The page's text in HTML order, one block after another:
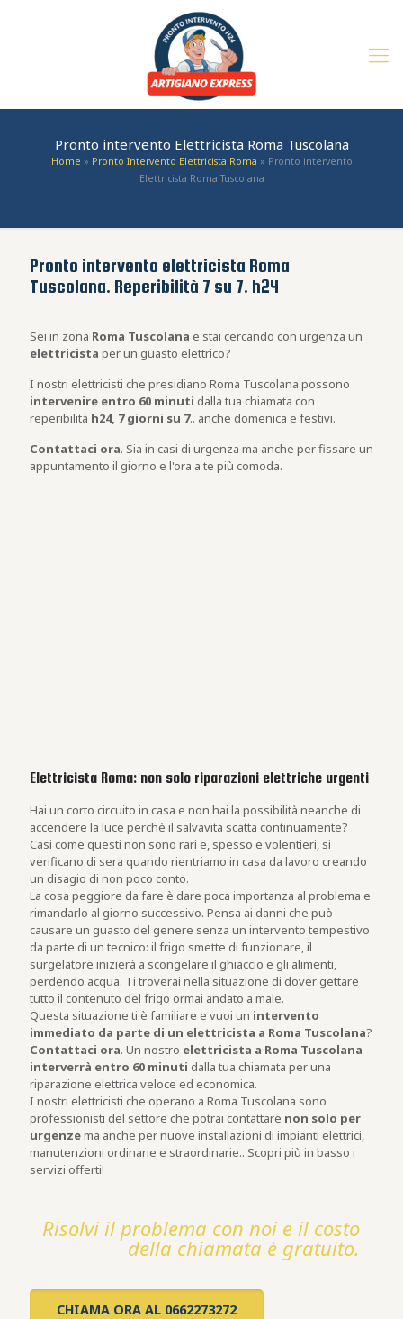
Pronto intervento Elettricista Roma Tuscolana
Home » Pronto Intervento Elettricista Roma » Pronto intervento
Elettricista Roma Tuscolana
Pronto intervento elettricista Roma
Tuscolana. Reperibilità 7 su 7. h24
Sei in zona Roma Tuscolana e stai cercando con urgenza un
elettricista per un guasto elettrico?
I nostri elettricisti che presidiano Roma Tuscolana possono
intervenire entro 60 minuti dalla tua chiamata con
reperibilità h24, 7 giorni su 7.. anche domenica e festivi.
Contattaci ora. Sia in casi di urgenza ma anche per fissare un
appuntamento il giorno e l'ora a te più comoda.
Elettricista Roma: non solo riparazioni elettriche urgenti
Hai un corto circuito in casa e non hai la possibilità neanche di
accendere la luce perchè il salvavita scatta continuamente?
Casi come questi non sono rari e, spesso e volentieri, si
verificano di sera quando rientriamo in casa da lavoro creando
un disagio di non poco conto.
La cosa peggiore da fare è dare poca importanza al problema e
rimandarlo al giorno successivo. Pensa ai danni che può
causare un guasto del genere senza un intervento tempestivo
da parte di un tecnico: il frigo smette di funzionare, il
surgelatore inizierà a scongelare il ghiaccio e gli alimenti,
perdendo acqua. Ti troverai nella situazione di dover gettare
tutto il contenuto del frigo ormai andato a male.
Questa situazione ti è familiare e vuoi un intervento
immediato da parte di un elettricista a Roma Tuscolana?
Contattaci ora. Un nostro elettricista a Roma Tuscolana
interverrà entro 60 minuti dalla tua chiamata per una
riparazione elettrica veloce ed economica.
I nostri elettricisti che operano a Roma Tuscolana sono
professionisti del settore che potrai contattare non solo per
urgenzema anche per nuove installazioni di impianti elettrici,
manutenzioni ordinarie e straordinarie.. Scopri più in basso i
servizi offerti!
Risolvi il problema con noi e il costo
della chiamata è gratuito.
CHIAMA ORA AL 0662273272